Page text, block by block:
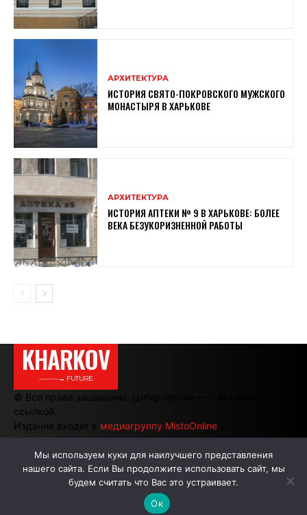
АРХИТЕКТУРА
ИСТОРИЯ СВЯТО-ПОКРОВСКОГО МУЖСКОГО
МОНАСТЫРЯ В ХАРЬКОВЕ
АРХИТЕКТУРА
ИСТОРИЯ АПТЕКИ № 9 В ХАРЬКОВЕ: БОЛЕЕ
ВЕКА БЕЗУКОРИЗНЕННОЙ РАБОТЫ
KHARKOV
———→ FUTURE
© Все права защищены. Цитирование — с активной
ссылкой.
Издание входит в медиагруппу MistoOnline
АВТОРЫ РЕКЛАМА НА САЙТЕ
Мы используем куки для наилучшего представления
нашего сайта. Если Вы продолжите использовать сайт, мы
будем считать что Вас это устраивает.
Ок